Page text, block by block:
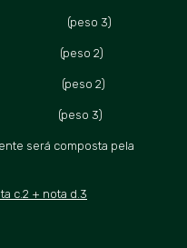
(peso 3)
2)
2)
3)
será composta pela
c.2 + nota d.3